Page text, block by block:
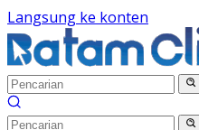
Langsung ke konten